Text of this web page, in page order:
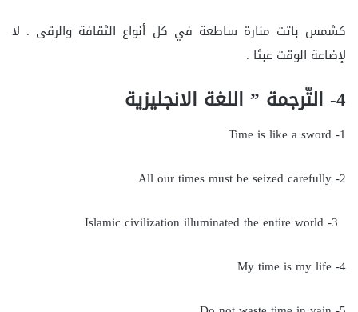
كشمس باتت منارة ساطعة في كل أنواع الثقافة والرقى . لا
لإضاعة الوقت عبثا .
4- التّرجمة ” اللغة الانجليزية
1- Time is like a sword
2- All our times must be seized carefully
4- My time is my life